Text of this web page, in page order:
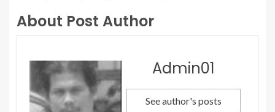
About Post Author
Admin01
See author's posts